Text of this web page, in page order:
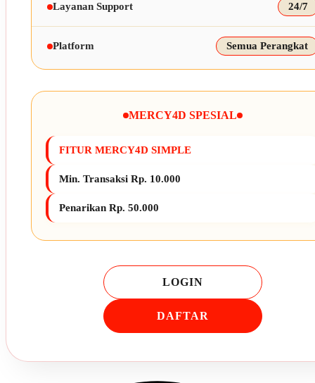
Layanan Support 24/7
Platform Semua Perangkat
MERCY4D SPESIAL
FITUR MERCY4D SIMPLE
Min. Transaksi Rp. 10.000
Penarikan Rp. 50.000
LOGIN
DAFTAR